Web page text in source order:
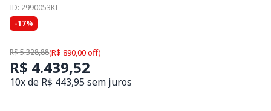
ID: 2990053KI
-17%
R$ 5.328,88(R$ 890,00 off)
R$ 4.439,52
10x de R$ 443,95 sem juros